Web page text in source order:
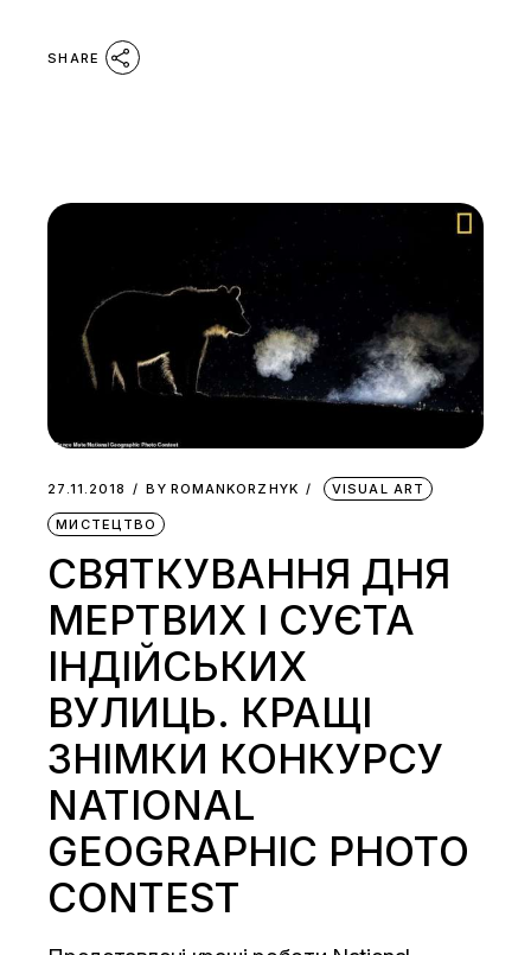
SHARE
27.11.2018 BY ROMANKORZHYK VISUAL ART
МИСТЕЦТВО
СВЯТКУВАННЯ ДНЯ
МЕРТВИХ І СУЄТА
ІНДІЙСЬКИХ
ВУЛИЦЬ. КРАЩІ
ЗНІМКИ КОНКУРСУ
NATIONAL
GEOGRAPHIC PHOTO
CONTEST